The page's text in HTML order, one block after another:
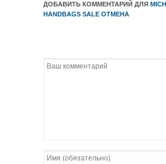
ДОБАВИТЬ КОММЕНТАРИЙ ДЛЯ
HANDBAGS SALE ОТМЕНА